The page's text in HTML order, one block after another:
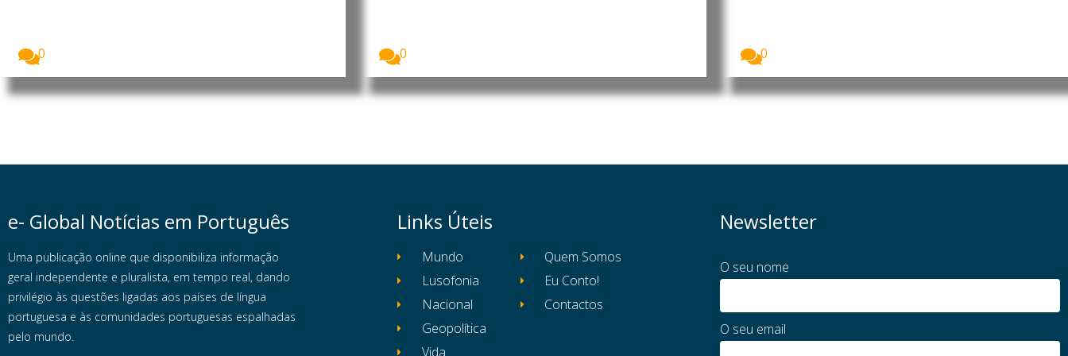
0
0
0
e- Global Notícias em Português
Uma publicação online que disponibiliza informação
geral independente e pluralista, em tempo real, dando
privilégio às questões ligadas aos países de língua
portuguesa e às comunidades portuguesas espalhadas
pelo mundo.
Links Úteis
Mundo
Lusofonia
Nacional
Geopolítica
Vida
Quem Somos
Eu Conto!
Contactos
Newsletter
O seu nome
O seu email